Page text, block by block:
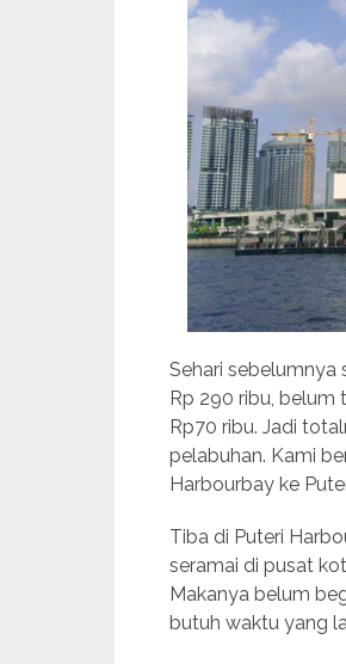
Sehari sebelumnya
Rp 290 ribu, belum
Rp70 ribu. Jadi
pelabuhan. Kami
Harbourbay ke
Tiba di Puteri
seramai di pusat
Makanya belum
butuh waktu yang